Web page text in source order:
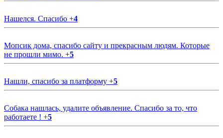
Нашелся. Спасибо +4
Мопсик дома, спасибо сайту и прекрасным людям. Которые
не прошли мимо. +5
Нашли, спасибо за платформу +5
Собака нашлась, удалите объявление. Спасибо за то, что
работаете ! +5